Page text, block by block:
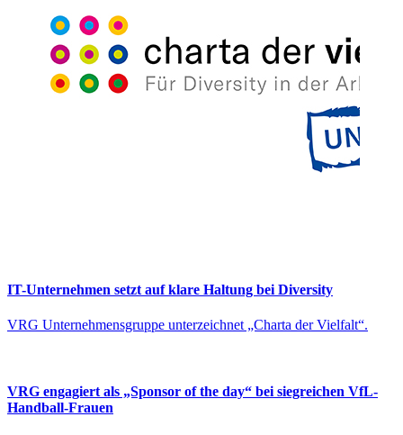
IT-Unternehmen setzt auf klare Haltung bei Diversity
VRG Unternehmensgruppe unterzeichnet „Charta der Vielfalt“.
VRG engagiert als „Sponsor of the day“ bei siegreichen VfL-
Handball-Frauen